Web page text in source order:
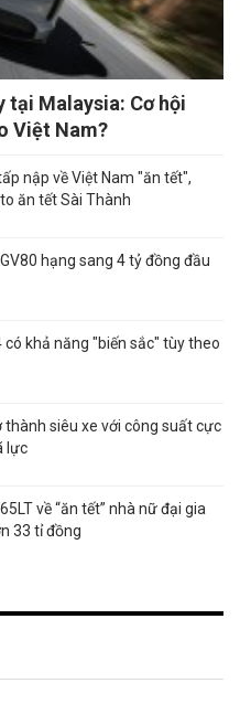
tại Malaysia: Cơ hội
Việt Nam?
nập về Việt Nam "ăn tết",
ăn tết Sài Thành
hạng sang 4 tỷ đồng đầu
có khả năng "biến sắc" tùy theo
thành siêu xe với công suất cực
lực
về “ăn tết” nhà nữ đại gia
33 tỉ đồng